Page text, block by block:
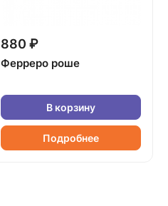
880 ₽
Ферреро роше
В корзину
Подробнее